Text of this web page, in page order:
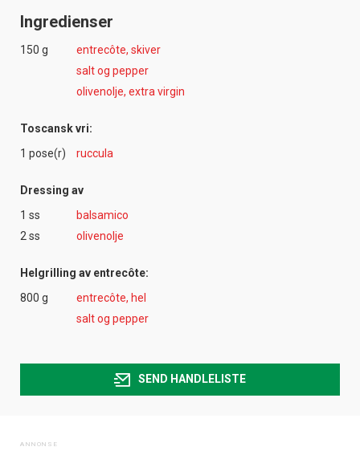
Ingredienser
150 g
entrecôte, skiver
salt og pepper
olivenolje, extra virgin
Toscansk vri:
1 pose(r)
ruccula
Dressing av
1 ss
balsamico
2 ss
olivenolje
Helgrilling av entrecôte:
800 g
entrecôte, hel
salt og pepper
SEND HANDLELISTE